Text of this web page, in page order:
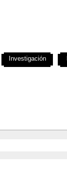
Investigación